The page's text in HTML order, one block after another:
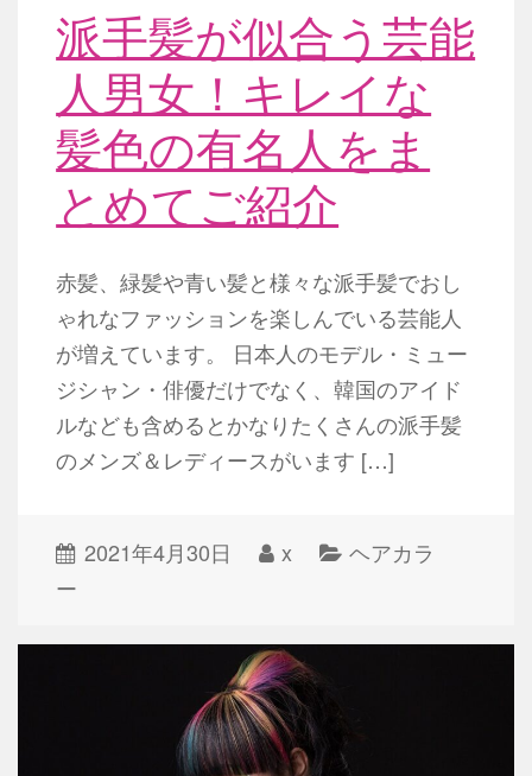
派手髪が似合う芸能
人男女！キレイな
髪色の有名人をま
とめてご紹介
赤髪、緑髪や青い髪と様々な派手髪でおし
ゃれなファッションを楽しんでいる芸能人
が増えています。 日本人のモデル・ミュー
ジシャン・俳優だけでなく、韓国のアイド
ルなども含めるとかなりたくさんの派手髪
のメンズ＆レディースがいます […]
2021年4月30日 x
ヘアカラ
ー